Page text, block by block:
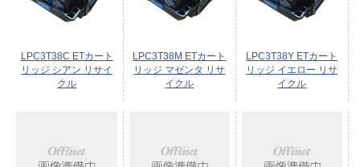
LPC3T38C ETカート
リッジ シアン リサイ
クル
LPC3T38M ETカート
リッジ マゼンタ リサ
イクル
LPC3T38Y ETカート
リッジ イエロー リサ
イクル